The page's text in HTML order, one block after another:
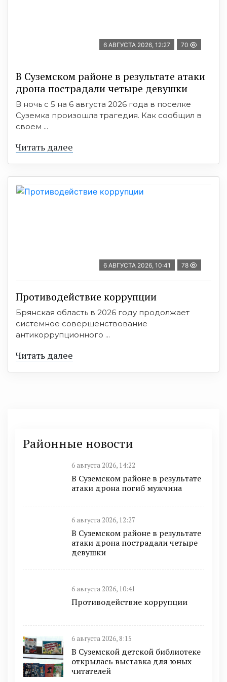
6 АВГУСТА 2026, 12:27 70
В Суземском районе в результате атаки
дрона пострадали четыре девушки
В ночь с 5 на 6 августа 2026 года в поселке
Суземка произошла трагедия. Как сообщил в
своем ...
Читать далее
6 АВГУСТА 2026, 10:41 78
Противодействие коррупции
Брянская область в 2026 году продолжает
системное совершенствование
антикоррупционного ...
Читать далее
Районные новости
6 августа 2026, 14:22
В Суземском районе в результате
атаки дрона погиб мужчина
6 августа 2026, 12:27
В Суземском районе в результате
атаки дрона пострадали четыре
девушки
6 августа 2026, 10:41
Противодействие коррупции
6 августа 2026, 8:15
В Суземской детской библиотеке
открылась выставка для юных
читателей